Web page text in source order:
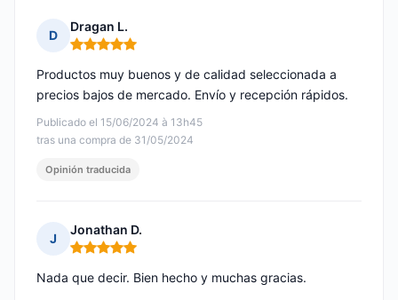
D
Dragan L.
Nota: 5 de 5
Publicado el 15/06/2024 à 13h45
tras una compra de 31/05/2024
Productos muy buenos y de calidad seleccionada a
precios bajos de mercado. Envío y recepción rápidos.
Opinión traducida
J
Jonathan D.
Nota: 5 de 5
Nada que decir. Bien hecho y muchas gracias.